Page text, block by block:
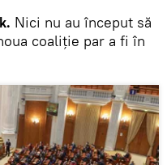
Nici nu au început să
coaliție par a fi în